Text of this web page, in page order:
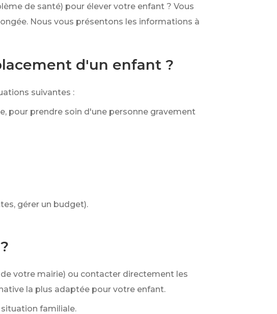
de santé) pour élever votre enfant ? Vous
Nous vous présentons les informations à
d'un enfant ?
suivantes :
pour prendre soin d'une personne gravement
gérer un budget).
votre mairie) ou contacter directement les
la plus adaptée pour votre enfant.
familiale.